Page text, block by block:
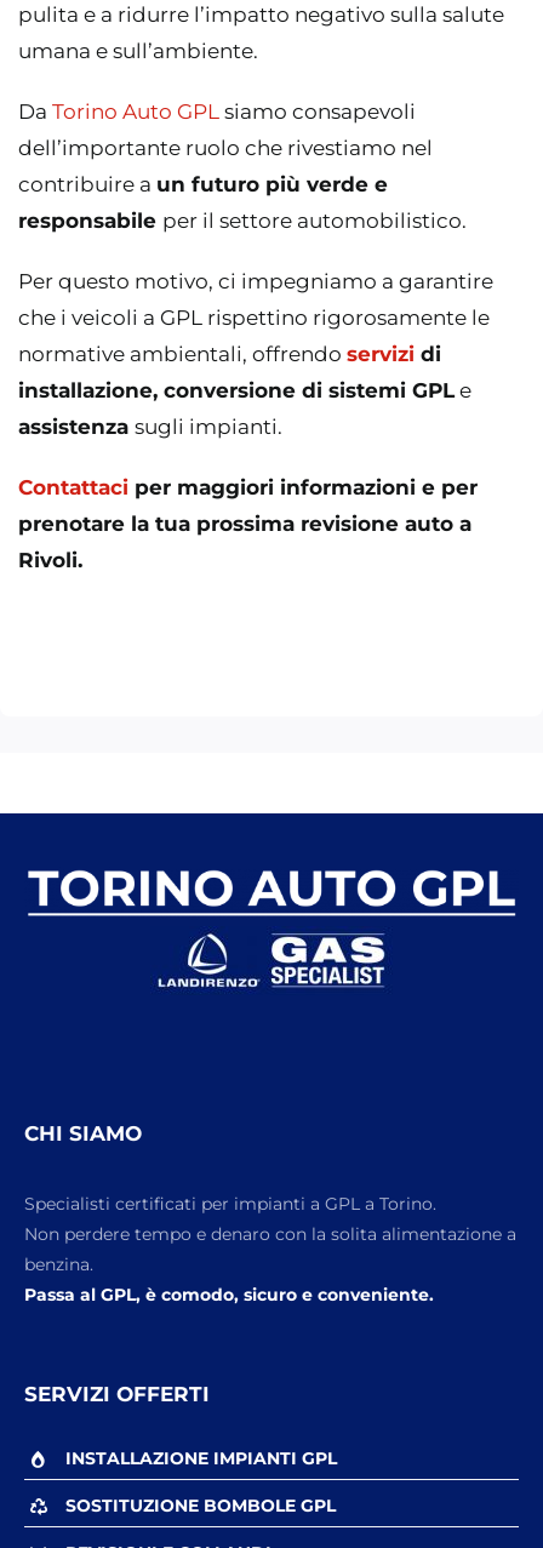
pulita e a ridurre l’impatto negativo sulla salute
umana e sull’ambiente.
Da Torino Auto GPL siamo consapevoli
dell’importante ruolo che rivestiamo nel
contribuire a un futuro più verde e
responsabile per il settore automobilistico.
Per questo motivo, ci impegniamo a garantire
che i veicoli a GPL rispettino rigorosamente le
normative ambientali, offrendo servizi di
installazione, conversione di sistemi GPLe
assistenza sugli impianti.
Contattaci per maggiori informazioni e per
prenotare la tua prossima revisione auto a
Rivoli.
CHI SIAMO
Specialisti certificati per impianti a GPL a Torino.
Non perdere tempo e denaro con la solita alimentazione a
benzina.
Passa al GPL, è comodo, sicuro e conveniente.
SERVIZI OFFERTI
INSTALLAZIONE IMPIANTI GPL
SOSTITUZIONE BOMBOLE GPL